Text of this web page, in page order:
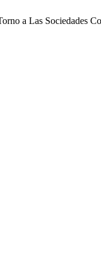
a Las Sociedades